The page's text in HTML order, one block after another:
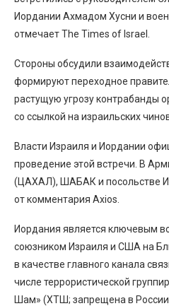
Иордании Ахмадом Хусни и
отмечает The Times of Israel.
Стороны обсудили
формируют переходное
растущую угрозу контрабанды
со ссылкой на израильских
Власти Израиля и Иордании
проведение этой встречи. В
(ЦАХАЛ), ШАБАК и посольстве
от комментария Axios.
Иордания является ключевым
союзником Израиля и США на
в качестве главного канала
числе террористической
Шам» (ХТШ; запрещена в